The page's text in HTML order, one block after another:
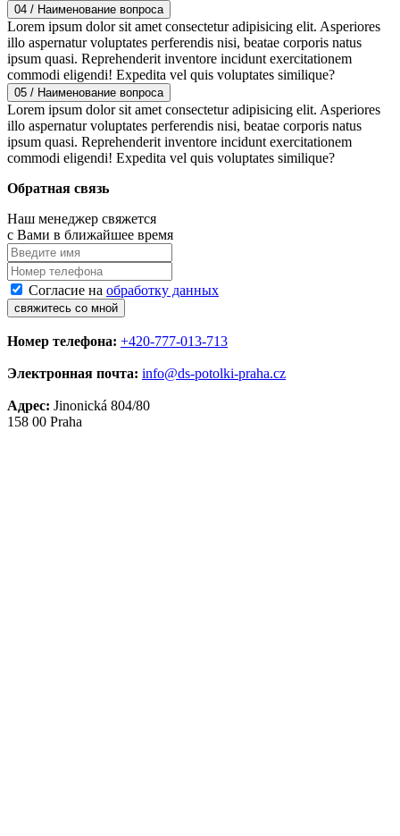
04 / Наименование вопроса
Lorem ipsum dolor sit amet consectetur adipisicing elit. Asperiores
illo aspernatur voluptates perferendis nisi, beatae corporis natus
ipsum quasi. Reprehenderit inventore incidunt exercitationem
commodi eligendi! Expedita vel quis voluptates similique?
05 / Наименование вопроса
Lorem ipsum dolor sit amet consectetur adipisicing elit. Asperiores
illo aspernatur voluptates perferendis nisi, beatae corporis natus
ipsum quasi. Reprehenderit inventore incidunt exercitationem
commodi eligendi! Expedita vel quis voluptates similique?
Обратная связь
Наш менеджер свяжется
с Вами в ближайшее время
Согласие на обработку данных
свяжитесь со мной
Номер телефона: +420-777-013-713
Электронная почта: info@ds-potolki-praha.cz
Адрес: Jinonická 804/80
158 00 Praha